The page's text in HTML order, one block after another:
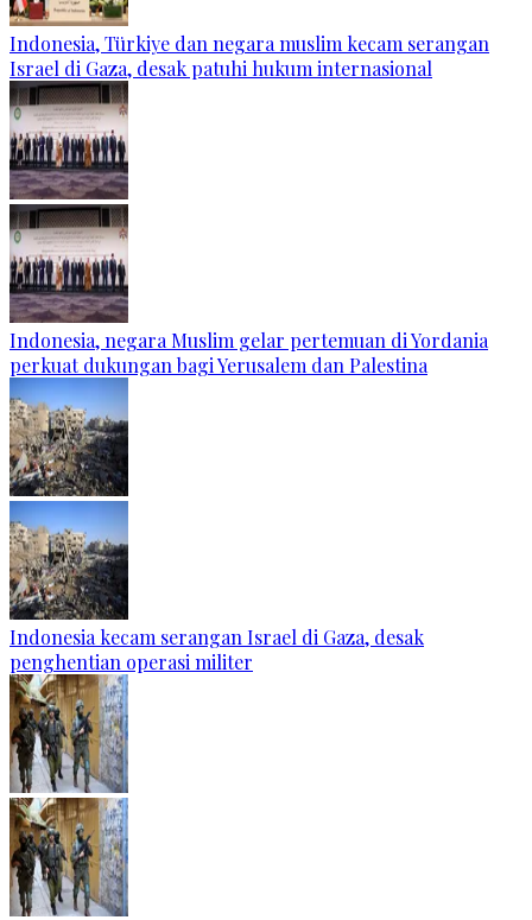
Indonesia, Türkiye dan negara muslim kecam serangan
Israel di Gaza, desak patuhi hukum internasional
Indonesia, negara Muslim gelar pertemuan di Yordania
perkuat dukungan bagi Yerusalem dan Palestina
Indonesia kecam serangan Israel di Gaza, desak
penghentian operasi militer